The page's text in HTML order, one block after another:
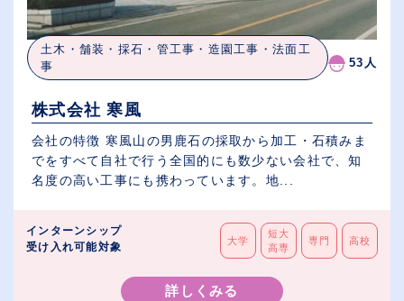
土木・舗装・採石・管工事・造園工事・法面工
事
53人
株式会社 寒風
会社の特徴 寒風山の男鹿石の採取から加工・石積みま
でをすべて自社で行う全国的にも数少ない会社で、知
名度の高い工事にも携わっています。地...
インターンシップ
受け入れ可能対象
大学
短大
高専
専門 高校
詳しくみる